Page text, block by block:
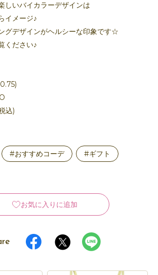
しいバイカラーデザインは
イメージ♪
グデザインがヘルシーな印象です☆
ください♪
込)
#おすすめコーデ #ギフト
お気に入りに追加